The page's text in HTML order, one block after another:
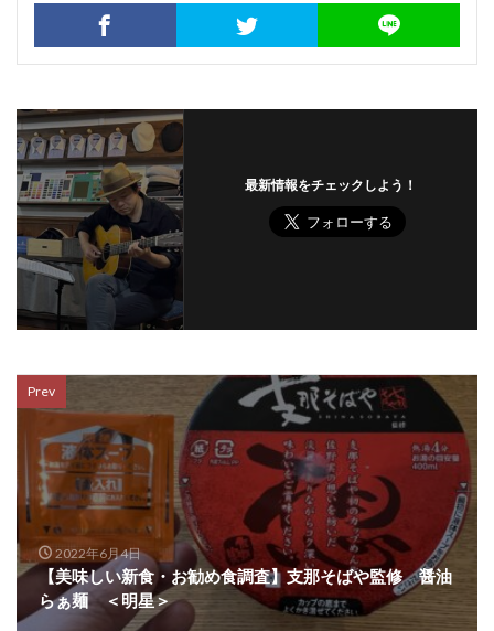
最新情報をチェックしよう！
Prev
2022年6月4日
【美味しい新食・お勧め食調査】支那そばや監修 醤油
らぁ麺 ＜明星＞